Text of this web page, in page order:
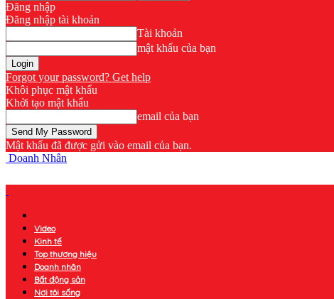
Đăng nhập
Đăng nhập tài khoản
Tài khoản
mật khẩu của bạn
Forgot your password? Get help
Khôi phục mật khẩu
Khởi tạo mật khẩu
email của bạn
Mật khẩu đã được gửi vào email của bạn.
Doanh Nhân
Video
Kinh tế
Top thương hiệu
Doanh nhân
Bất động sản
Nơi tôi sống